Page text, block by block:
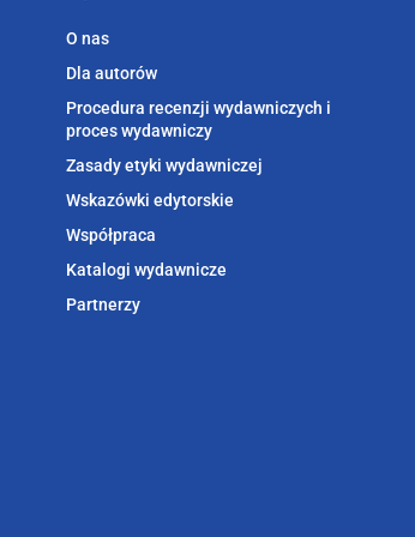
O nas
Dla autorów
Procedura recenzji wydawniczych i
proces wydawniczy
Zasady etyki wydawniczej
Wskazówki edytorskie
Współpraca
Katalogi wydawnicze
Partnerzy